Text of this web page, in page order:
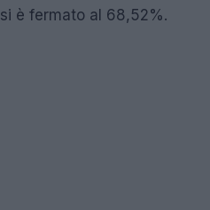
si è fermato al 68,52%.